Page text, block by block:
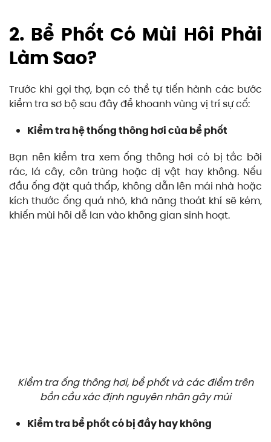
2. Bể Phốt Có Mùi Hôi Phải
Làm Sao?
Trước khi gọi thợ, bạn có thể tự tiến hành các bước
kiểm tra sơ bộ sau đây để khoanh vùng vị trí sự cố:
Kiểm tra hệ thống thông hơi của bể phốt
Bạn nên kiểm tra xem ống thông hơi có bị tắc bởi
rác, lá cây, côn trùng hoặc dị vật hay không. Nếu
đầu ống đặt quá thấp, không dẫn lên mái nhà hoặc
kích thước ống quá nhỏ, khả năng thoát khí sẽ kém,
khiến mùi hôi dễ lan vào không gian sinh hoạt.
Kiểm tra ống thông hơi, bể phốt và các điểm trên
bồn cầu xác định nguyên nhân gây mùi
Kiểm tra bể phốt có bị đầy hay không